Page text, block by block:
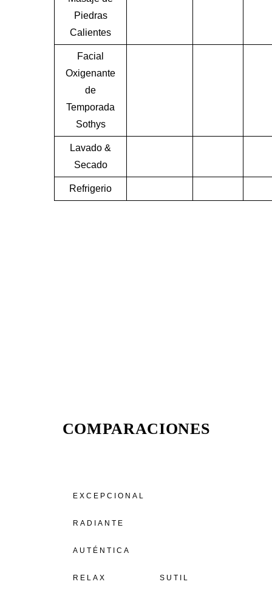
Piedras
Calientes
Facial
Oxigenante
de
Temporada
Sothys
Lavado &
Secado
Refrigerio
COMPARACIONES
EXCEPCIONAL
RADIANTE
AUTÉNTICA
RELAX SUTIL